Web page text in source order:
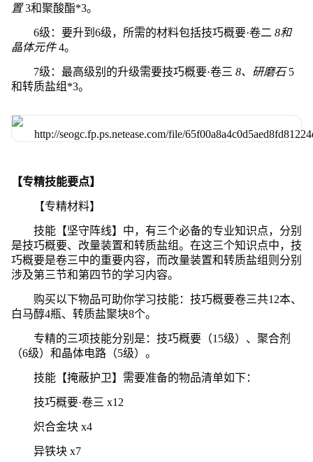
置3和聚酸酯*3。
6级：要升到6级，所需的材料包括技巧概要·卷二 8和
晶体元件4。
7级：最高级别的升级需要技巧概要·卷三 8、研磨石5
和转质盐组*3。
【专精技能要点】
【专精材料】
技能【坚守阵线】中，有三个必备的专业知识点，分别
是技巧概要、改量装置和转质盐组。在这三个知识点中，技
巧概要是卷三中的重要内容，而改量装置和转质盐组则分别
涉及第三节和第四节的学习内容。
购买以下物品可助你学习技能：技巧概要卷三共12本、
白马醇4瓶、转质盐聚块8个。
专精的三项技能分别是：技巧概要（15级）、聚合剂
（6级）和晶体电路（5级）。
技能【掩蔽护卫】需要准备的物品清单如下：
技巧概要·卷三 x12
炽合金块 x4
异铁块 x7